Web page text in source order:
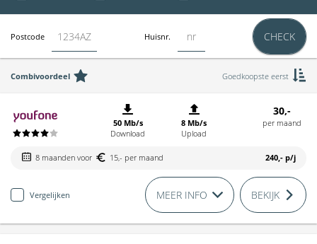
Postcode Huisnr. CHECK
Combivoordeel Goedkoopste eerst
50 Mb/s
Download
8 Mb/s
Upload
30,-
per maand
8 maanden voor 15,- per maand 240,- p/j
Vergelijken MEER INFO BEKIJK